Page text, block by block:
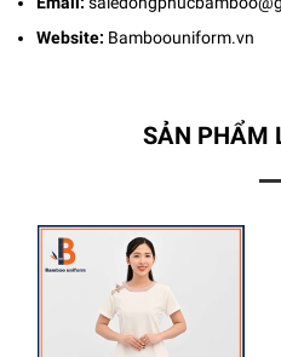
Website: Bamboouniform.vn
SẢN PHẨM